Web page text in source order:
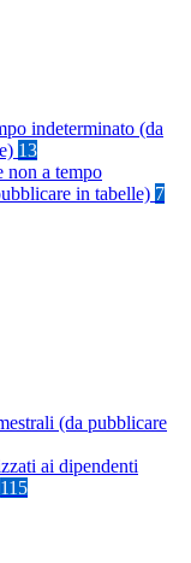
indeterminato (da
13
non a tempo
in tabelle) 7
(da pubblicare
ai dipendenti
115